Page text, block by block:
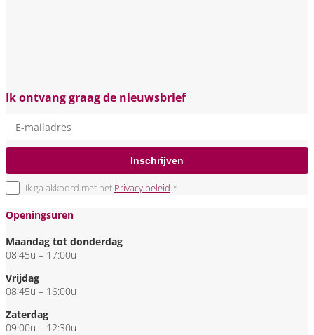
Ik ontvang graag de nieuwsbrief
Inschrijven
Ik ga akkoord met het Privacy beleid.*
Openingsuren
Maandag tot donderdag
08:45u – 17:00u
Vrijdag
08:45u – 16:00u
Zaterdag
09:00u – 12:30u